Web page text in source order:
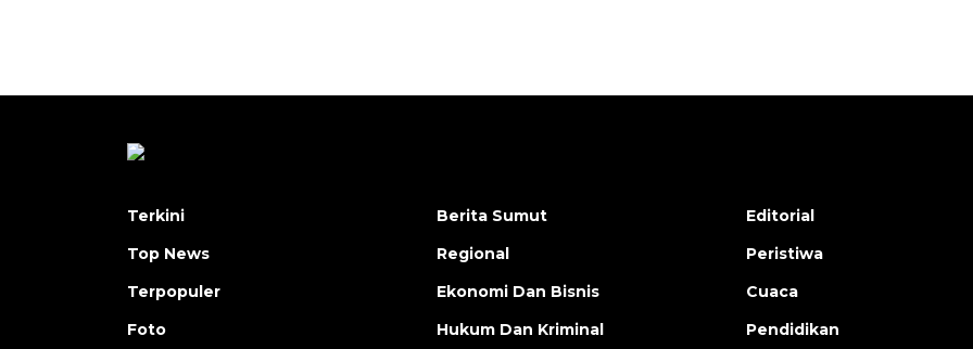
Terkini
Top News
Terpopuler
Foto
Berita Sumut
Regional
Ekonomi Dan Bisnis
Hukum Dan Kriminal
Editorial
Peristiwa
Cuaca
Pendidikan